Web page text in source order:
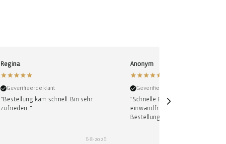
Regina
Geverifieerde klant
"Bestellung kam schnell. Bin sehr
zufrieden. "
6-8-2026
Anonym
Geverifieerde klant
"Schnelle Bearbeitung und
einwandfreie Lieferung der
Bestellung. Immer wieder gerne!"